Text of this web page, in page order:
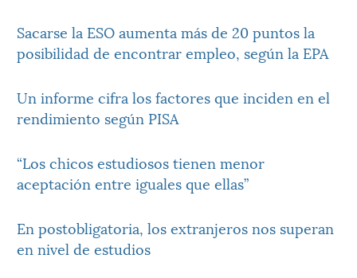
Sacarse la ESO aumenta más de 20 puntos la
posibilidad de encontrar empleo, según la EPA
Un informe cifra los factores que inciden en el
rendimiento según PISA
“Los chicos estudiosos tienen menor
aceptación entre iguales que ellas”
En postobligatoria, los extranjeros nos superan
en nivel de estudios